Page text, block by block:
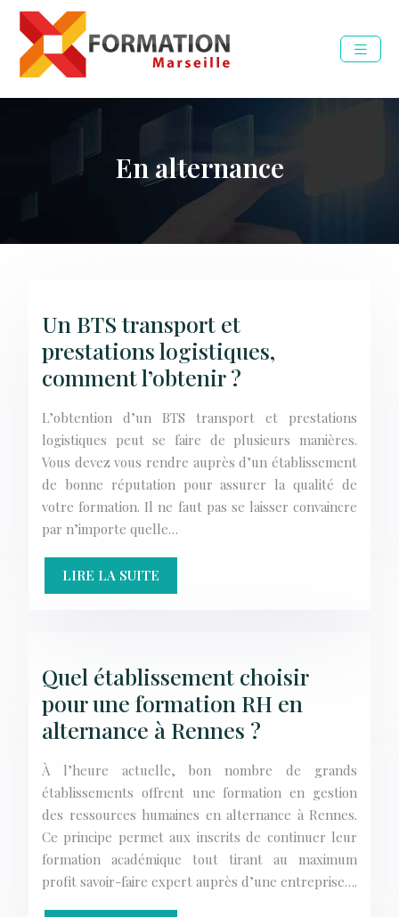
En alternance
Un BTS transport et
prestations logistiques,
comment l’obtenir ?
L’obtention d’un BTS transport et prestations
logistiques peut se faire de plusieurs manières.
Vous devez vous rendre auprès d’un établissement
de bonne réputation pour assurer la qualité de
votre formation. Il ne faut pas se laisser convaincre
par n’importe quelle…
LIRE LA SUITE
Quel établissement choisir
pour une formation RH en
alternance à Rennes ?
À l’heure actuelle, bon nombre de grands
établissements offrent une formation en gestion
des ressources humaines en alternance à Rennes.
Ce principe permet aux inscrits de continuer leur
formation académique tout tirant au maximum
profit savoir-faire expert auprès d’une entreprise….